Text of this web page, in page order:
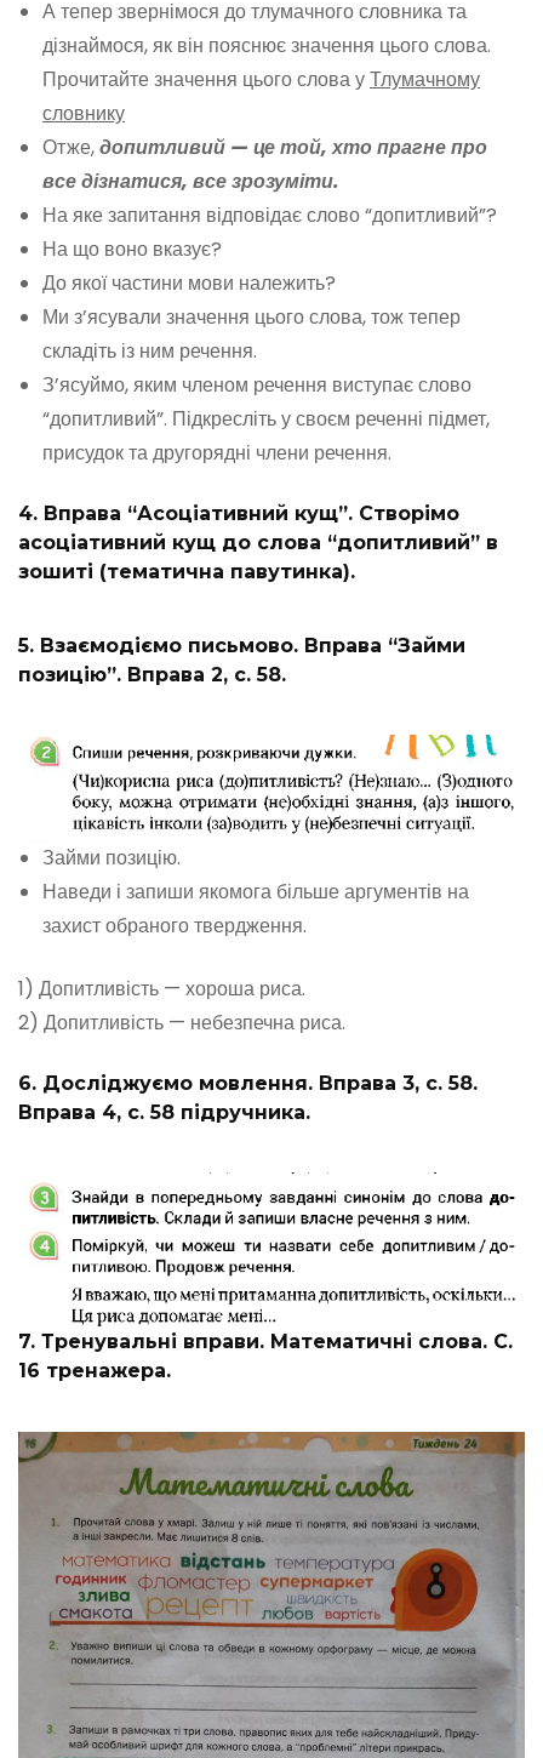
А тепер звернімося до тлумачного словника та
дізнаймося, як він пояснює значення цього слова.
Прочитайте значення цього слова уТлумачному
словнику
Отже,допитливий — це той, хто прагне про
все дізнатися, все зрозуміти.
На яке запитання відповідає слово “допитливий”?
На що воно вказує?
До якої частини мови належить?
Ми з’ясували значення цього слова, тож тепер
складіть із ним речення.
З’ясуймо, яким членом речення виступає слово
“допитливий”. Підкресліть у своєм реченні підмет,
присудок та другорядні члени речення.
4. Вправа “Асоціативний кущ”. Створімо
асоціативний кущ до слова “допитливий” в
зошиті (тематична павутинка).
5. Взаємодіємо письмово. Вправа “Займи
позицію”. Вправа 2, с. 58.
Займи позицію.
Наведи і запиши якомога більше аргументів на
захист обраного твердження.
1) Допитливість — хороша риса.
2) Допитливість — небезпечна риса.
6. Досліджуємо мовлення. Вправа 3, с. 58.
Вправа 4, с. 58 підручника.
7. Тренувальні вправи. Математичні слова. С.
16 тренажера.